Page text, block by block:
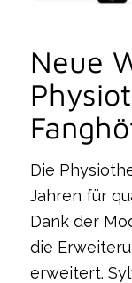
Neue
Die
Jahren für
Dank der
die
erweitert.